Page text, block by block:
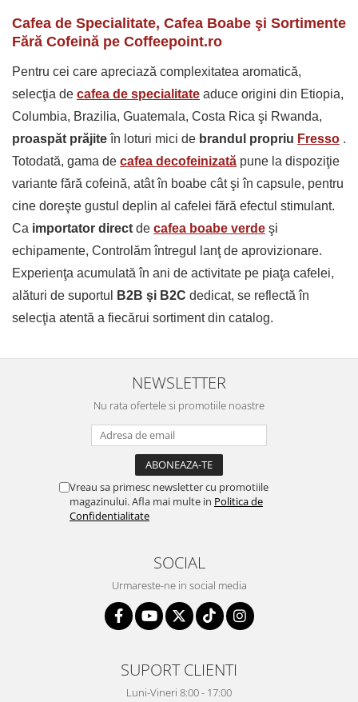
Cafea de Specialitate, Cafea Boabe şi Sortimente
Fără Cofeină pe Coffeepoint.ro
Pentru cei care apreciază complexitatea aromatică,
selecţia de cafea de specialitate aduce origini din Etiopia,
Columbia, Brazilia, Guatemala, Costa Rica şi Rwanda,
proaspăt prăjiteîn loturi mici de brandul propriu Fresso .
Totodată, gama de cafea decofeinizată pune la dispoziţie
variante fără cofeină, atât în boabe cât şi în capsule, pentru
cine doreşte gustul deplin al cafelei fără efectul stimulant.
Ca importator direct de cafea boabe verde şi
echipamente, Controlăm întregul lanţ de aprovizionare.
Experienţa acumulată în ani de activitate pe piaţa cafelei,
alături de suportul
B2B şi B2C dedicat, se reflectă în
selecţia atentă a fiecărui sortiment din catalog.
NEWSLETTER
Nu rata ofertele si promotiile noastre
Vreau sa primesc newsletter cu promotiile
magazinului. Afla mai multe in Politica de
Confidentialitate
SOCIAL
Urmareste-ne in social media
SUPORT CLIENTI
Luni-Vineri 8:00 - 17:00